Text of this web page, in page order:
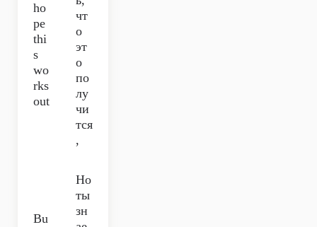
ho
pе
thi
s
wo
rks
out
чт
о
эт
о
по
лу
чи
тся
,
Bu
Но
ты
зн